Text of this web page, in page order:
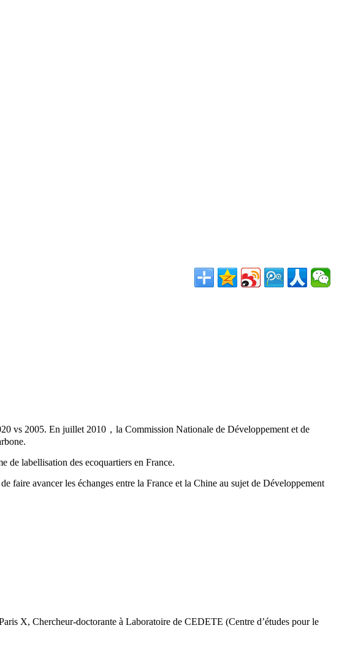
vs 2005. En juillet 2010，la Commission Nationale de Développement et de
de labellisation des ecoquartiers en France.
faire avancer les échanges entre la France et la Chine au sujet de Développement
X, Chercheur-doctorante à Laboratoire de CEDETE (Centre d’études pour le